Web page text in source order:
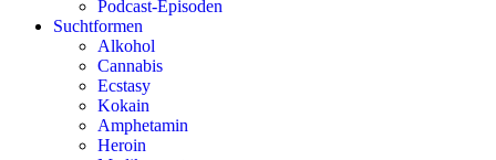
Podcast-Episoden
Suchtformen
Alkohol
Cannabis
Ecstasy
Kokain
Amphetamin
Heroin